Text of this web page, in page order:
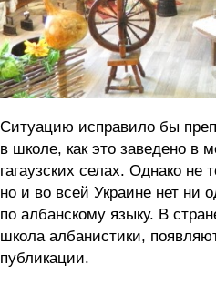
Ситуацию исправило бы
в школе, как это заведено в
гагаузских селах. Однако не
но и во всей Украине нет ни
по албанскому языку. В
школа албанистики,
публикации.